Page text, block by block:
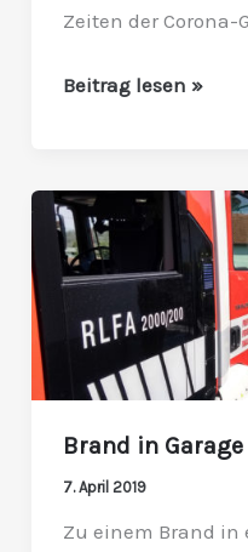
Zeiten der Corona-
Beitrag lesen »
Brand in
7. April 2019
Zu einem Brand in
Brand
in
Garage
rasch
gelöscht